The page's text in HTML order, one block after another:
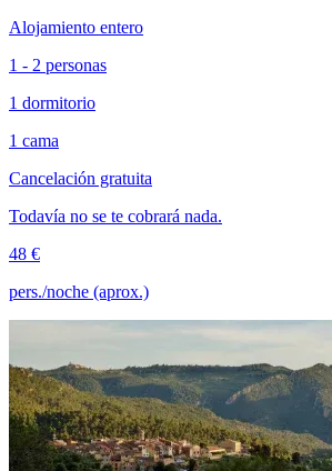
Alojamiento entero
1 - 2 personas
1 dormitorio
1 cama
Cancelación gratuita
Todavía no se te cobrará nada.
48 €
pers./noche (aprox.)